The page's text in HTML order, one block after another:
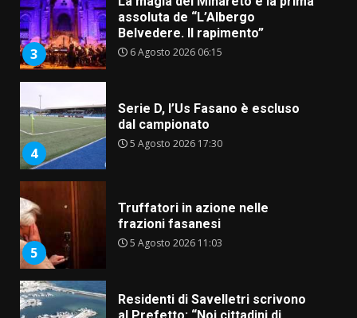
3 6 Agosto 2026 06:15
4
5
6 5 Agosto 2026 06:15